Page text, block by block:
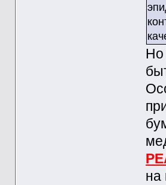
Но
на